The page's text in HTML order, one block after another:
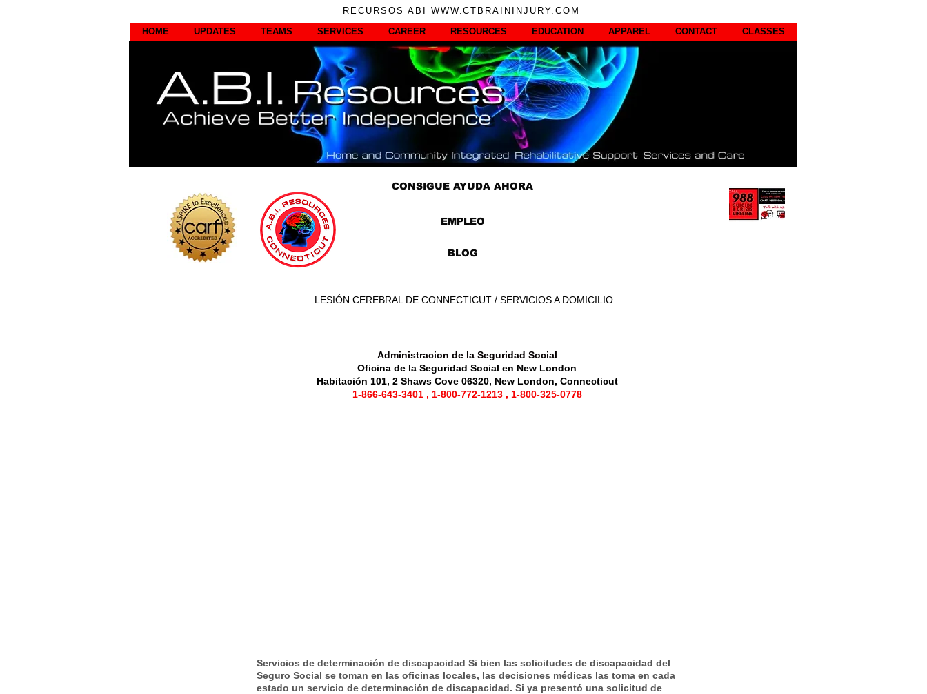
RECURSOS ABI WWW.CTBRAININJURY.COM
HOME
UPDATES TEAMS SERVICES CAREER RESOURCES EDUCATION APPAREL CONTACT CLASSES
CONSIGUE AYUDA AHORA
EMPLEO
BLOG
LESIÓN CEREBRAL DE CONNECTICUT / SERVICIOS A DOMICILIO
Administracion de la Seguridad Social
Oficina de la Seguridad Social en New London
Habitación 101, 2 Shaws Cove 06320, New London, Connecticut
1-866-643-3401, 1-800-772-1213, 1-800-325-0778
Servicios de determinación de discapacidad Si bien las solicitudes de discapacidad del
Seguro Social se toman en las oficinas locales, las decisiones médicas las toma en cada
estado un servicio de determinación de discapacidad. Si ya presentó una solicitud de